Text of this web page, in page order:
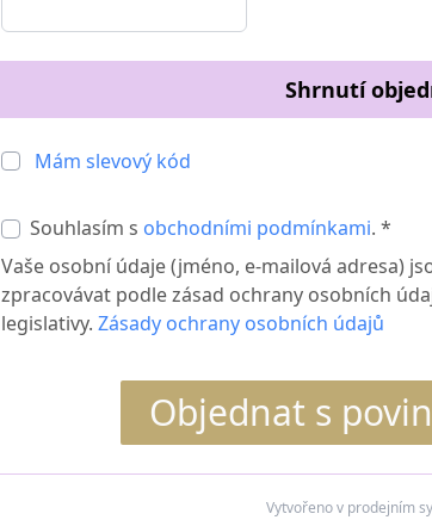
Shrnutí
Mám slevový kód
Souhlasím s obchodními podmínkami. *
Vaše osobní údaje (jméno, e-mailová adresa)
zpracovávat podle zásad ochrany osobních
legislativy. Zásady ochrany osobních údajů
Objednat s
Vytvořeno v prodejním